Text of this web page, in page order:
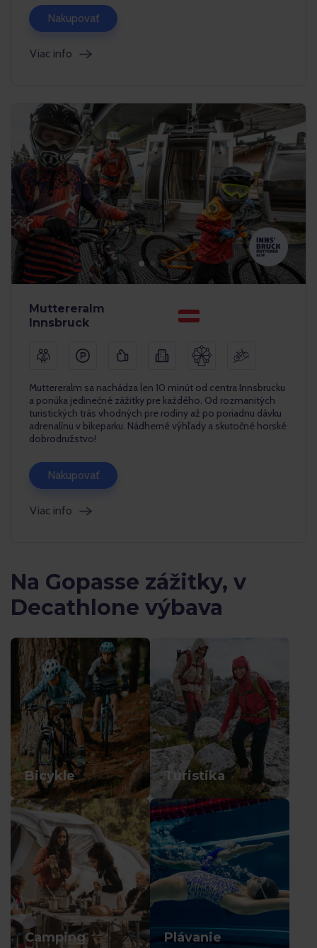
Nakupovať
Viac info
Muttereralm
Innsbruck
Muttereralm sa nachádza len 10 minút od centra Innsbrucku
a ponúka jedinečné zážitky pre každého. Od rozmanitých
turistických trás vhodných pre rodiny až po poriadnu dávku
adrenalínu v bikeparku. Nádherné výhľady a skutočné horské
dobrodružstvo!
Nakupovať
Viac info
Na Gopasse zážitky, v
Decathlone výbava
Bicykle Turistika
Camping Plávanie